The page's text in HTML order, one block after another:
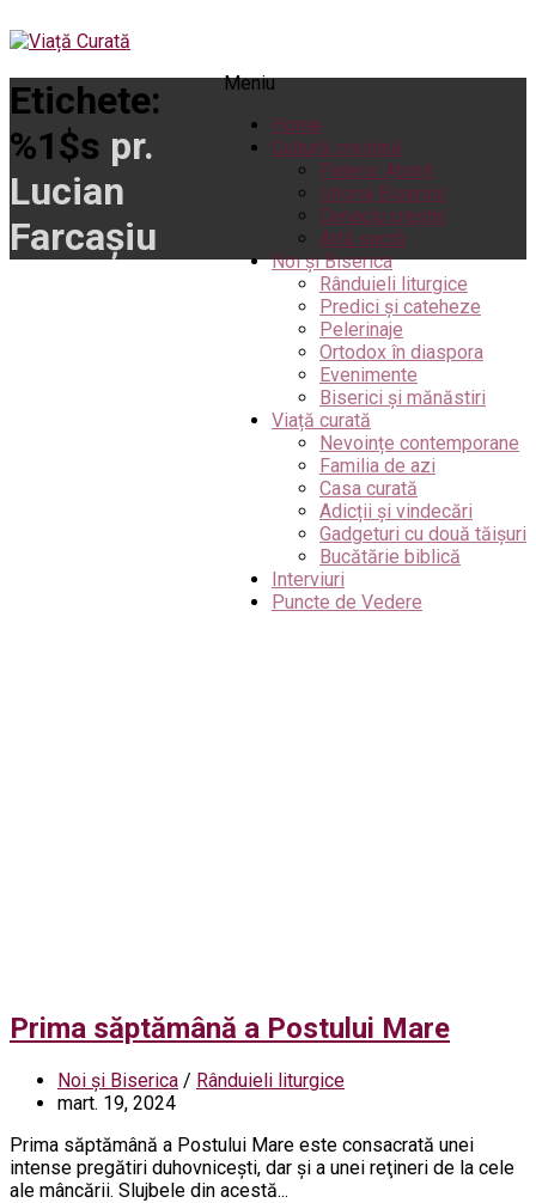
Meniu
Home
Cultură creștină
Pateric Atonit
Istoria Bisericii
Cenaclu creștin
Artă sacră
Noi și Biserica
Rânduieli liturgice
Predici și cateheze
Pelerinaje
Ortodox în diaspora
Evenimente
Biserici și mănăstiri
Viață curată
Nevoințe contemporane
Familia de azi
Casa curată
Adicții și vindecări
Gadgeturi cu două tăișuri
Bucătărie biblică
Interviuri
Puncte de Vedere
Etichete:
%1$s pr.
Lucian
Farcașiu
Prima săptămână a Postului Mare
Noi și Biserica / Rânduieli liturgice
mart. 19, 2024
Prima săptămână a Postului Mare este consacrată unei
intense pregătiri duhovniceşti, dar şi a unei reţineri de la cele
ale mâncării. Slujbele din acestă...